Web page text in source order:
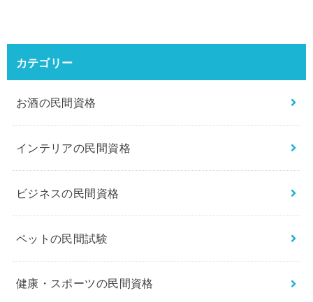
カテゴリー
お酒の民間資格
インテリアの民間資格
ビジネスの民間資格
ペットの民間試験
健康・スポーツの民間資格